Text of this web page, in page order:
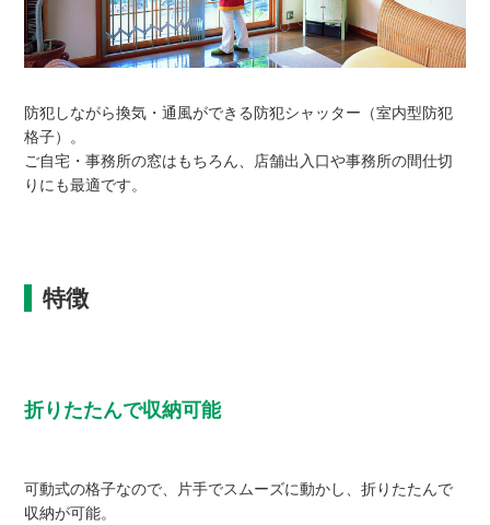
防犯しながら換気・通風ができる防犯シャッター（室内型防犯
格子）。
ご自宅・事務所の窓はもちろん、店舗出入口や事務所の間仕切
りにも最適です。
特徴
折りたたんで収納可能
可動式の格子なので、片手でスムーズに動かし、折りたたんで
収納が可能。